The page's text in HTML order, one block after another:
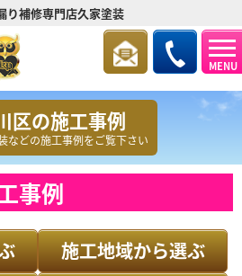
MENU
り補修専門店久家塗装
区の施工事例
などの施工事例をご覧下さい
事例
施工地域から選ぶ